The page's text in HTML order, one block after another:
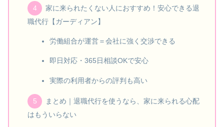
家に来られたくない人におすすめ！安心できる退
職代行【ガーディアン】
労働組合が運営＝会社に強く交渉できる
即日対応・365日相談OKで安心
実際の利用者からの評判も高い
まとめ｜退職代行を使うなら、家に来られる心配
はもういらない